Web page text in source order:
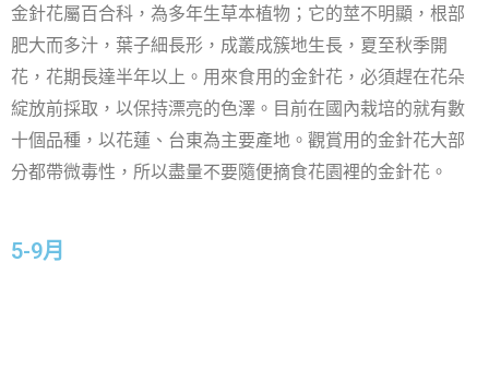
金針花屬百合科，為多年生草本植物；它的莖不明顯，根部
肥大而多汁，葉子細長形，成叢成簇地生長，夏至秋季開
花，花期長達半年以上。用來食用的金針花，必須趕在花朵
綻放前採取，以保持漂亮的色澤。目前在國內栽培的就有數
十個品種，以花蓮、台東為主要產地。觀賞用的金針花大部
分都帶微毒性，所以盡量不要隨便摘食花園裡的金針花。
5-9月